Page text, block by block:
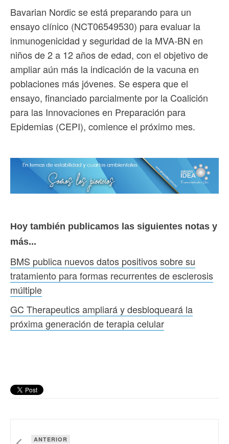
Bavarian Nordic se está preparando para un
ensayo clínico (NCT06549530) para evaluar la
inmunogenicidad y seguridad de la MVA-BN en
niños de 2 a 12 años de edad, con el objetivo de
ampliar aún más la indicación de la vacuna en
poblaciones más jóvenes. Se espera que el
ensayo, financiado parcialmente por la Coalición
para las Innovaciones en Preparación para
Epidemias (CEPI), comience el próximo mes.
Hoy también publicamos las siguientes notas y
más...
BMS publica nuevos datos positivos sobre su
tratamiento para formas recurrentes de esclerosis
múltiple
GC Therapeutics ampliará y desbloqueará la
próxima generación de terapia celular
ANTERIOR